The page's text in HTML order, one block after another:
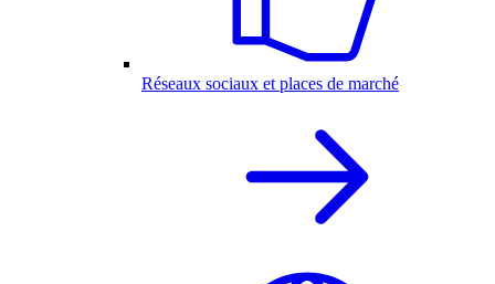
Réseaux sociaux et places de marché